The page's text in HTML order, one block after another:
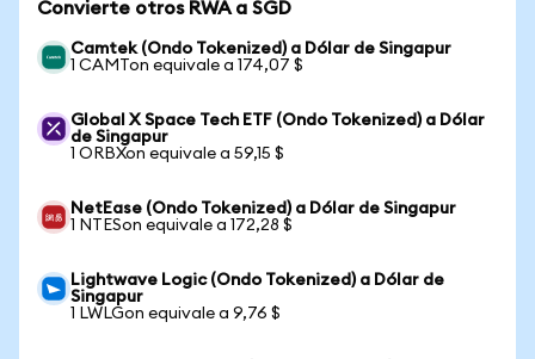
Convierte otros RWA a SGD
Camtek (Ondo Tokenized) a Dólar de Singapur
1 CAMTon equivale a 174,07 $
Global X Space Tech ETF (Ondo Tokenized) a Dólar
de Singapur
1 ORBXon equivale a 59,15 $
NetEase (Ondo Tokenized) a Dólar de Singapur
1 NTESon equivale a 172,28 $
Lightwave Logic (Ondo Tokenized) a Dólar de
Singapur
1 LWLGon equivale a 9,76 $